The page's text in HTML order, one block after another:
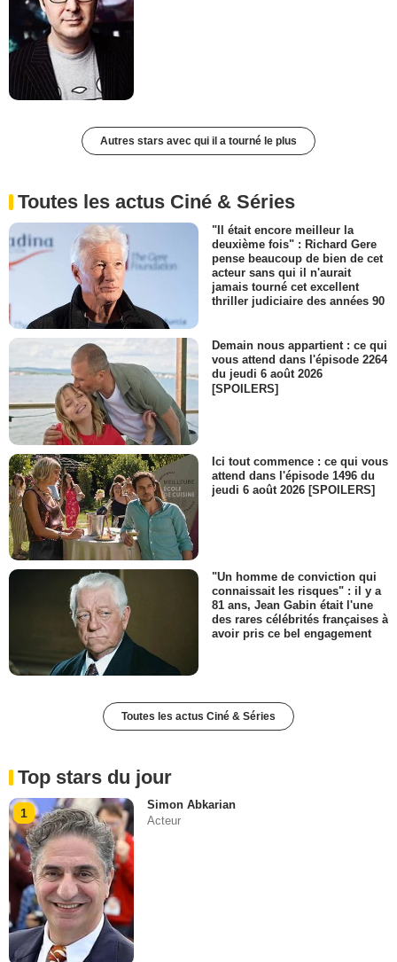
Autres stars avec qui il a tourné le plus
Toutes les actus Ciné & Séries
"Il était encore meilleur la
deuxième fois" : Richard Gere
pense beaucoup de bien de cet
acteur sans qui il n'aurait
jamais tourné cet excellent
thriller judiciaire des années 90
Demain nous appartient : ce qui
vous attend dans l'épisode 2264
du jeudi 6 août 2026
[SPOILERS]
Ici tout commence : ce qui vous
attend dans l'épisode 1496 du
jeudi 6 août 2026 [SPOILERS]
"Un homme de conviction qui
connaissait les risques" : il y a
81 ans, Jean Gabin était l'une
des rares célébrités françaises à
avoir pris ce bel engagement
Toutes les actus Ciné & Séries
Top stars du jour
1
Simon Abkarian
Acteur